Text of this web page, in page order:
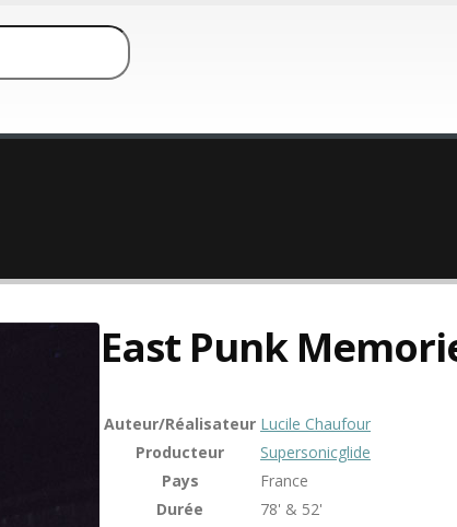
East Punk
Auteur/Réalisateur Lucile Chaufour
Producteur
Supersonicglide
Pays
France
Durée
78' & 52'